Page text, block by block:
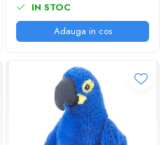
IN STOC
Adauga in cos